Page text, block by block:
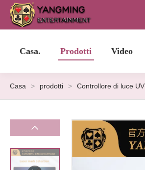
Casa. Prodotti Video
Casa > prodotti > Controllore di luce UV